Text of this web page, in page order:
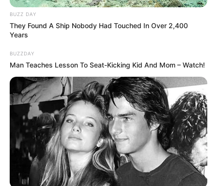
ΤΑΥΤΟΤΗΤΑ ΚΑΙ ΕΠΙΚΟΙΝΩΝΙΑ ΟΡΟΙ ΧΡΗΣΗΣ
© 2025 EVIANEWS του Γιώργου Κουτσελίνη
BUZZ DAY
They Found A Ship Nobody Had Touched In Over 2,400
Years
BUZZDAY
Man Teaches Lesson To Seat-Kicking Kid And Mom – Watch!